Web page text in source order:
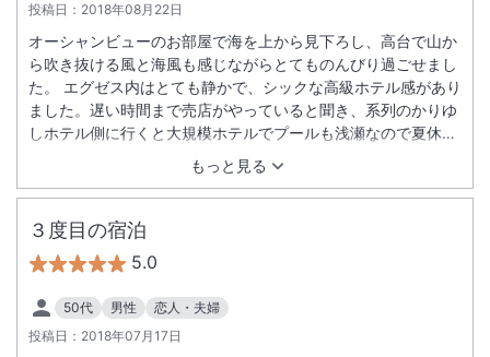
投稿日： 2018年08月22日
もっと見る
オーシャンビューのお部屋で海を上から見下ろし、高台で山か
ら吹き抜ける風と海風も感じながらとてものんびり過ごせまし
た。 エグゼス内はとても静かで、シックな高級ホテル感があり
ました。遅い時間まで売店がやっていると聞き、系列のかりゆ
しホテル側に行くと大規模ホテルでプールも浅瀬なので夏休み
の子供が多くファミリー重視の感がありました。 ビーチまでは
シーズンのためバスが１５分に１本くらいの感覚で出ていま
す。エグゼス宿泊者はパラソルやチェアも無料で、海辺を満
喫。 朝食も海が見えるレストランで、特に自家製パンやパンケ
夜のディナーコースもゆっくりできました。 エステも現地の方
が勤めており温和な沖縄の人たちに触れ、ゆっくり会話しなが
らとても静かに贅沢な大人時間を過ごせました。また泊まりた
いです。
３度目の宿泊
5.0
50代 男性
恋人・夫婦
投稿日： 2018年07月17日